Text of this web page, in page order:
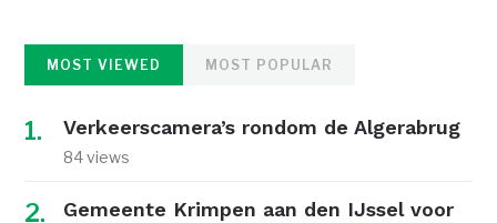
MOST VIEWED MOST POPULAR
Verkeerscamera’s rondom de Algerabrug
84 views
Gemeente Krimpen aan den IJssel voor